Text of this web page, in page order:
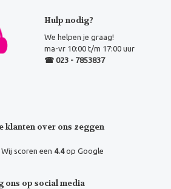
Hulp nodig?
We helpen je graag!
ma-vr 10:00 t/m 17:00 uur
☎ 023 - 7853837
klanten over ons zeggen
Wij scoren een 4.4op Google
ons op social media